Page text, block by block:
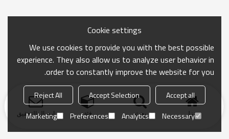
منزل بحث فئة ارسال التحقيق
Cookie settings
We use cookies to provide you with the best possible
experience. They also allow us to analyze user behavior in
order to constantly improve the website for you.
Accept all
Accept Selection
Reject All
Necessary
Analytics
Preferences
Marketing